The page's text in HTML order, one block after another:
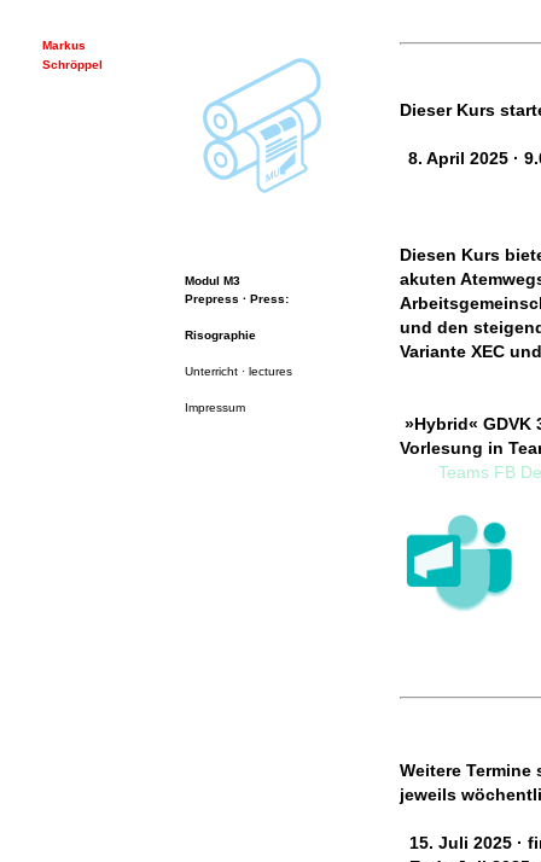
Markus
Schröppel
Modul M3
Prepress · Press:
Risographie
Unterricht · lectures
Impressum
Dieser Kurs
8. April 2025 ·
Diesen Kurs
akuten
und den
Variante XEC
»Hybrid« GDVK
Vorlesung in
Teams FB
Weitere Termine
jeweils
15. Juli 2025 ·